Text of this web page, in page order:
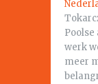
werk
meer